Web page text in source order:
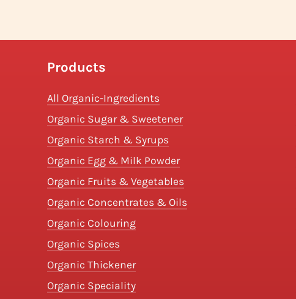
Products
All Organic-Ingredients
Organic Sugar & Sweetener
Organic Starch & Syrups
Organic Egg & Milk Powder
Organic Fruits & Vegetables
Organic Concentrates & Oils
Organic Colouring
Organic Spices
Organic Thickener
Organic Speciality